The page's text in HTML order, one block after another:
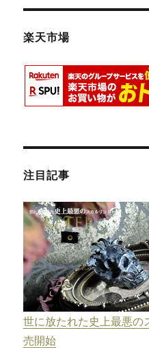
楽天市場
注目記事
世に放たれた史上最悪の
売開始